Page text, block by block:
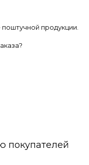
продукции.
покупателей